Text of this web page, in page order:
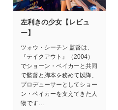
左利きの少女【レビュ
ー】
ツォウ・シーチン 監督は、
『テイクアウト』（2004）
でショーン・ベイカーと共同
で監督と脚本を務めて以降、
プロデューサーとしてショー
ン・ベイカーを支えてきた人
物です…